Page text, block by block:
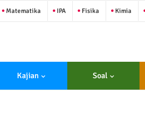
Matematika IPA Fisika Kimia
Kajian Soal